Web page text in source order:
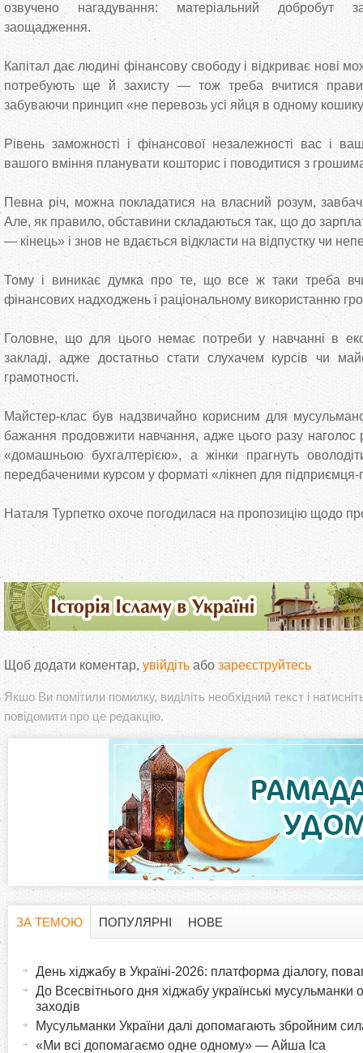
озвучено нагадування: матеріальний добробут
заощадження.
Капітал дає людині фінансову свободу і відкриває нові
потребують ще й захисту — тож треба вчитися
забуваючи принцип «не перевозь усі яйця в одному
Рівень заможності і фінансової незалежності вас і
вашого вміння планувати кошторис і поводитися з
Певна річ, можна покладатися на власний розум,
Але, як правило, обставини складаються так, що до
— кінець» і знов не вдається відкласти на відпустку чи
Тому і виникає думка про те, що все ж таки треба
фінансових надходжень і раціональному використанню
Головне, що для цього немає потреби у навчанні в
закладі, адже достатньо стати слухачем курсів чи
грамотності.
Майстер-клас був надзвичайно корисним для
бажання продовжити навчання, адже цього разу наголос
«домашньою бухгалтерією», а жінки прагнуть
передбаченими курсом у форматі «лікнеп для підприємця-
Наталя Турпетко охоче погодилася на пропозицію щодо
Щоб додати коментар, увійдіть або зареєструйтесь
Якшо Ви помітили помилку, виділіть необхідний текст і
повідомити про це редакцію.
ЗА ТЕМОЮ
ПОПУЛЯРНІ НОВЕ
День хіджабу в Україні-2026: платформа діалогу,
До Всесвітнього дня хіджабу українські мусульманки
заходів
Мусульманки України далі допомагають збройним
«Ми всі допомагаємо одне одному» — Айша Іса